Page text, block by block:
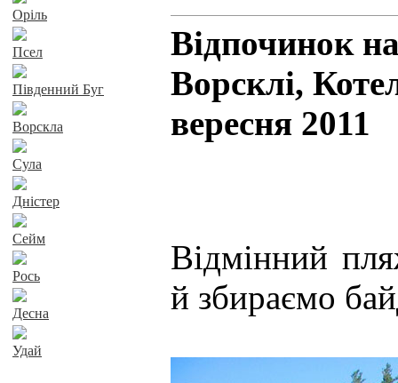
Оріль
Псел
Південний Буг
Ворскла
Сула
Дністер
Сейм
Рось
Десна
Удай
Відпочинок
Ворсклі,
вересня 2011
Відмінний
й збираємо